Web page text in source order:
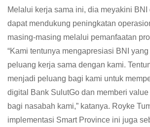
Melalui kerja sama ini, dia meyakini
dapat mendukung peningkatan
masing-masing melalui pemanfaatan
“Kami tentunya mengapresiasi BNI
peluang kerja sama dengan kami.
menjadi peluang bagi kami untuk
digital Bank SulutGo dan memberi
bagi nasabah kami,” katanya. Royke
implementasi Smart Province ini juga